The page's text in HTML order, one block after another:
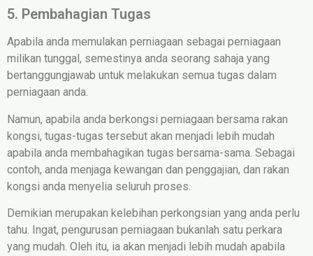
5. Pembahagian Tugas
Apabila anda memulakan perniagaan sebagai perniagaan
milikan tunggal, semestinya anda seorang sahaja yang
bertanggungjawab untuk melakukan semua tugas dalam
perniagaan anda.
Namun, apabila anda berkongsi perniagaan bersama rakan
kongsi, tugas-tugas tersebut akan menjadi lebih mudah
apabila anda membahagikan tugas bersama-sama. Sebagai
contoh, anda menjaga kewangan dan penggajian, dan rakan
kongsi anda menyelia seluruh proses.
Demikian merupakan kelebihan perkongsian yang anda perlu
tahu. Ingat, pengurusan perniagaan bukanlah satu perkara
yang mudah. Oleh itu, ia akan menjadi lebih mudah apabila